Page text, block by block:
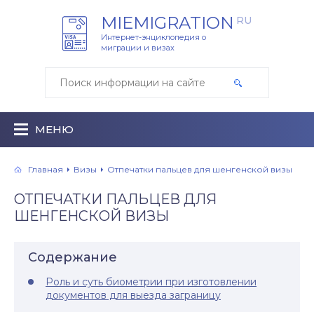
MIEMIGRATION RU
Интернет-энциклопедия о
миграции и визах
МЕНЮ
Главная Визы Отпечатки пальцев для шенгенской визы
ОТПЕЧАТКИ ПАЛЬЦЕВ ДЛЯ
ШЕНГЕНСКОЙ ВИЗЫ
Содержание
Роль и суть биометрии при изготовлении
документов для выезда заграницу